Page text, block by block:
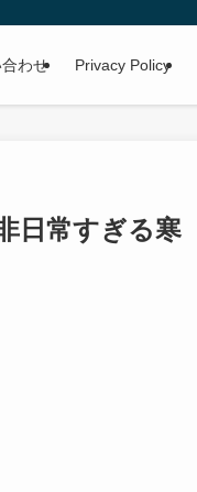
わせ Privacy Policy
日常すぎる寒